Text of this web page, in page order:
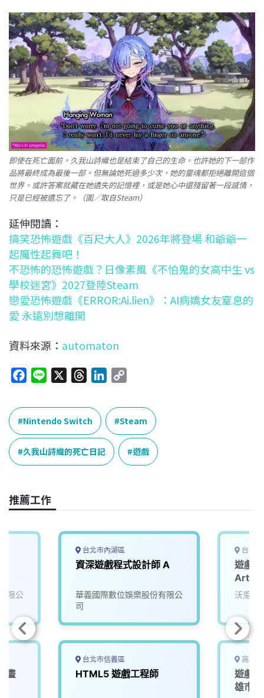
即使在死亡面前，久我山詩織也是結束了自己的生命。也許她的下一部作
品將最終成為最後一部。但無論她死過多少次，她的靈魂都拒絕離開這個
世界。或許答案就藏在她遺失的記憶裡，或是她心中還殘留著一段感情，
只是已經被遺忘了。（圖／取自Steam）
延伸閱讀：
搞笑恐怖遊戲《百尺大人》2026年將登場 和爺爺一
起魔性起舞吧！
不恐怖的恐怖遊戲？日像素風《不怕鬼的女高中生 vs
學校迷宮》2027登陸Steam
戀愛恐怖遊戲《ERROR:Ai.lien》：AI病嬌女友窒息的
愛 永遠別想離開
資料來源： automaton
c
e
b
o
o
n
e
r
e
a
d
s
n
k
e
I
p
y
L
i
n
Nintendo Switch Steam
久我山詩織的死亡日記 遊戲
推薦工作
限公
畫
台北市內湖區
資深遊戲程式設計師 A
華義國際數位娛樂股份有限公
司
台北市信義區
HTML5 遊戲工程師
台中
遊戲
Artsit
沃兎奈
高雄
遊戲
雄市)